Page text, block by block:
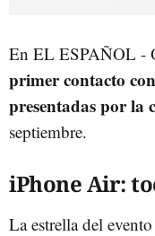
En EL ESPAÑOL -
primer contacto
presentadas por la
septiembre.
iPhone Air:
La estrella del